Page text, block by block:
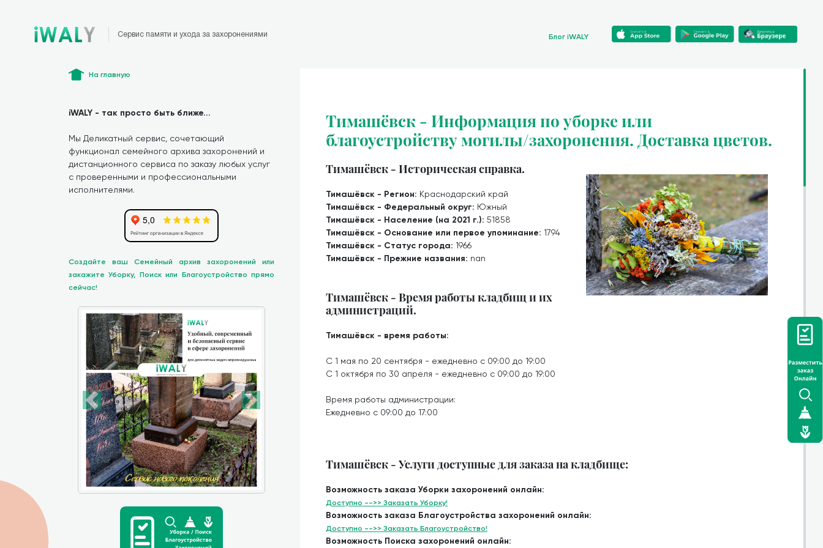
Сервис памяти и ухода за захоронениями Блог iWALY
На главную
iWALY - так просто быть ближе...
Мы Деликатный сервис, сочетающий
функционал семейного архива захоронений и
дистанционного сервиса по заказу любых услуг
с проверенными и профессиональными
исполнителями.
Создайте ваш Семейный архив захоронений или
закажите Уборку, Поиск или Благоустройство прямо
сейчас!
Тимашёвск - Информация по уборке или
благоустройству могилы/захоронения. Доставка цветов.
Тимашёвск - Историческая справка.
Тимашёвск - Регион: Краснодарский край
Тимашёвск - Федеральный округ: Южный
Тимашёвск - Население (на 2021 г.): 51858
Тимашёвск - Основание или первое упоминание: 1794
Тимашёвск - Статус города: 1966
Тимашёвск - Прежние названия: nan
Тимашёвск - Время работы кладбищ и их
администраций.
Тимашёвск - время работы:
С 1 мая по 20 сентября - ежедневно с 09:00 до 19:00
С 1 октября по 30 апреля - ежедневно с 09:00 до 19:00
Время работы администрации:
Ежедневно с 09:00 до 17:00
Тимашёвск - Услуги доступные для заказа на кладбище:
Возможность заказа Уборки захоронений онлайн:
Доступно -->> Заказать Уборку!
Возможность заказа Благоустройства захоронений онлайн:
Доступно -->> Заказать Благоустройство!
Возможность Поиска захоронений онлайн: